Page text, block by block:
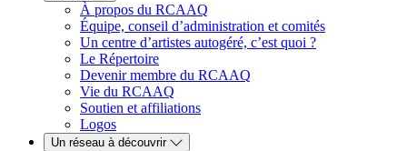
À propos du RCAAQ
Équipe, conseil d’administration et comités
Un centre d’artistes autogéré, c’est quoi ?
Le Répertoire
Devenir membre du RCAAQ
Vie du RCAAQ
Soutien et affiliations
Logos
Un réseau à découvrir